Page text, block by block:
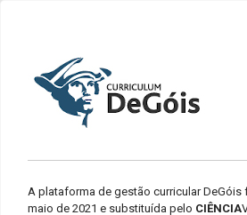
A plataforma de gestão curricular DeGóis
maio de 2021 e substituída pelo CIÊNCIA